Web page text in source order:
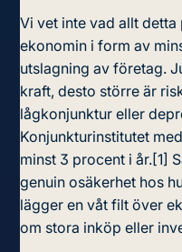
Vi vet inte vad allt
ekonomin i form av
utslagning av företag.
kraft, desto större är
lågkonjunktur eller
Konjunkturinstitutet
minst 3 procent i år.[1]
genuin osäkerhet hos
lägger en våt filt över
om stora inköp eller